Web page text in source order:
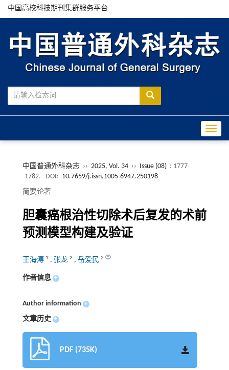
中国高校科技期刊集群服务平台
中国普通外科杂志 ›› 2025, Vol. 34 ›› Issue (08) : 1777
-1782.
DOI: 10.7659/j.issn.1005-6947.250198
简要论著
胆囊癌根治性切除术后复发的术前
预测模型构建及验证
王海溥 1 , 张龙 2 , 岳爱民 2
作者信息 +
Author information +
文章历史 +
PDF (735K)